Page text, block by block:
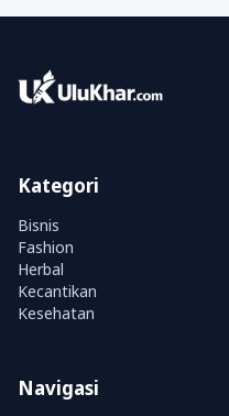
Kategori
Bisnis
Fashion
Herbal
Kecantikan
Kesehatan
Navigasi